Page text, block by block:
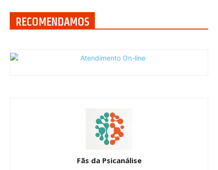
RECOMENDAMOS
Fãs da Psicanálise